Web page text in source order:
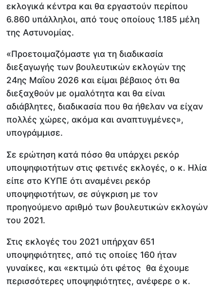
εκλογικά κέντρα και θα εργαστούν περίπου
6.860 υπάλληλοι, από τους οποίους 1.185 μέλη
της Αστυνομίας.
«Προετοιμαζόμαστε για τη διαδικασία
διεξαγωγής των βουλευτικών εκλογών της
24ης Μαΐου 2026 και είμαι βέβαιος ότι θα
διεξαχθούν με ομαλότητα και θα είναι
αδιάβλητες, διαδικασία που θα ήθελαν να είχαν
πολλές χώρες, ακόμα και αναπτυγμένες»,
υπογράμμισε.
Σε ερώτηση κατά πόσο θα υπάρχει ρεκόρ
υποψηφιοτήτων στις φετινές εκλογές, ο κ. Ηλία
είπε στο ΚΥΠΕ ότι αναμένει ρεκόρ
υποψηφιοτήτων, σε σύγκριση με τον
προηγούμενο αριθμό των βουλευτικών εκλογών
του 2021.
Στις εκλογές του 2021 υπήρχαν 651
υποψηφιότητες, από τις οποίες 160 ήταν
γυναίκες, και «εκτιμώ ότι φέτος θα έχουμε
περισσότερες υποψηφιότητες, ανέφερε ο κ.